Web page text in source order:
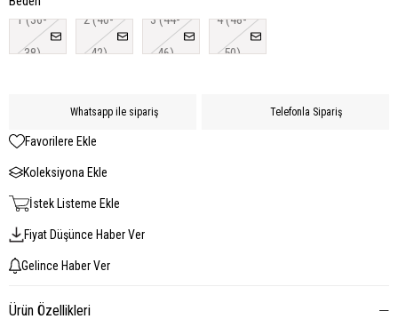
1 (36-
38)
2 (40-
42)
3 (44-
46)
4 (48-
50)
Whatsapp ile sipariş Telefonla Sipariş
Favorilere Ekle
Koleksiyona Ekle
İstek Listeme Ekle
Fiyat Düşünce Haber Ver
Gelince Haber Ver
Ürün Özellikleri